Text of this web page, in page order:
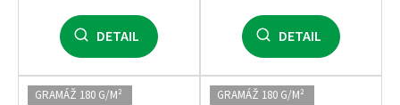
DETAIL DETAIL
GRAMÁŽ 180 G/M² GRAMÁŽ 180 G/M²